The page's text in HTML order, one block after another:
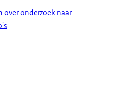
over onderzoek naar